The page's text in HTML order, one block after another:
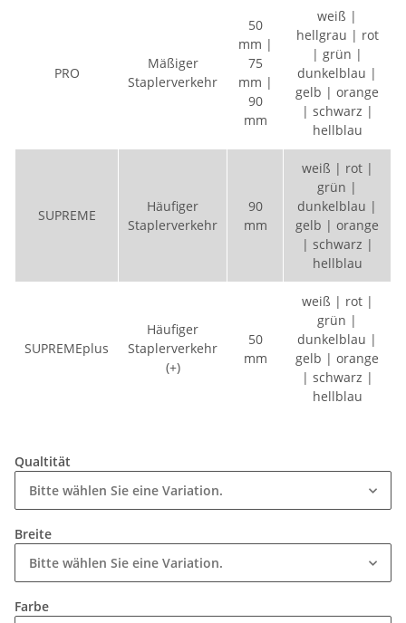
PRO
Mäßiger
Staplerverkehr
50
mm |
75
mm |
90
mm
weiß |
hellgrau | rot
| grün |
dunkelblau |
gelb | orange
| schwarz |
hellblau
SUPREME
Häufiger
Staplerverkehr
90
mm
weiß | rot |
grün |
dunkelblau |
gelb | orange
| schwarz |
hellblau
SUPREMEplus
Häufiger
Staplerverkehr
(+)
50
mm
weiß | rot |
grün |
dunkelblau |
gelb | orange
| schwarz |
hellblau
Qualtität
Bitte wählen Sie eine Variation.
Breite
Bitte wählen Sie eine Variation.
Farbe